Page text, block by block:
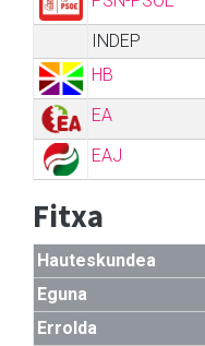
INDEP
HB
EA
EAJ
Fitxa
Hauteskundea
Eguna
Errolda